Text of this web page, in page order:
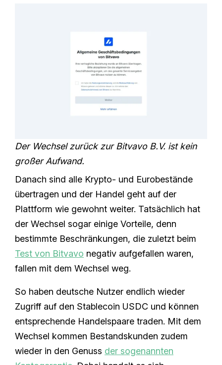
Der Wechsel zurück zur Bitvavo B.V. ist kein
großer Aufwand.
Danach sind alle Krypto- und Eurobestände
übertragen und der Handel geht auf der
Plattform wie gewohnt weiter. Tatsächlich hat
der Wechsel sogar einige Vorteile, denn
bestimmte Beschränkungen, die zuletzt beim
Test von Bitvavo negativ aufgefallen waren,
fallen mit dem Wechsel weg.
So haben deutsche Nutzer endlich wieder
Zugriff auf den Stablecoin USDC und können
entsprechende Handelspaare traden. Mit dem
Wechsel kommen Bestandskunden zudem
wieder in den Genuss der sogenannten